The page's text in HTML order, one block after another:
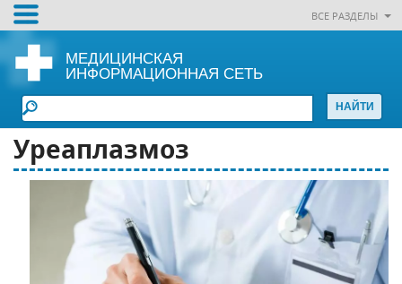
ВСЕ РАЗДЕЛЫ
МЕДИЦИНСКАЯ
ИНФОРМАЦИОННАЯ СЕТЬ
Уреаплазмоз